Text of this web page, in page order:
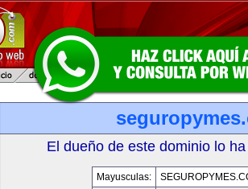
El dueño de este dominio lo
Mayusculas: